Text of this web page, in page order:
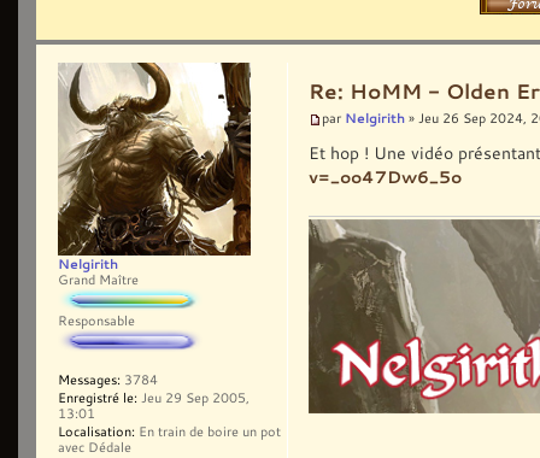
Re: HoMM - Olden
par Nelgirith » Jeu 26 Sep 2024,
Et hop ! Une vidéo
v=_oo47Dw6_5o
Nelgirith
Grand Maître
Responsable
Messages: 3784
Enregistré le: Jeu 29 Sep 2005,
13:01
Localisation: En train de boire un pot
avec Dédale